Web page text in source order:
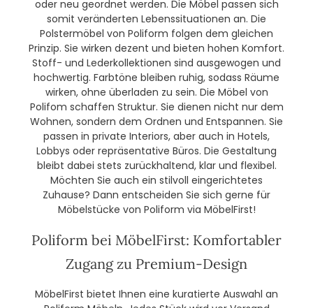
oder neu geordnet werden. Die Möbel passen sich
somit veränderten Lebenssituationen an. Die
Polstermöbel von Poliform folgen dem gleichen
Prinzip. Sie wirken dezent und bieten hohen Komfort.
Stoff- und Lederkollektionen sind ausgewogen und
hochwertig. Farbtöne bleiben ruhig, sodass Räume
wirken, ohne überladen zu sein. Die Möbel von
Polifom schaffen Struktur. Sie dienen nicht nur dem
Wohnen, sondern dem Ordnen und Entspannen. Sie
passen in private Interiors, aber auch in Hotels,
Lobbys oder repräsentative Büros. Die Gestaltung
bleibt dabei stets zurückhaltend, klar und flexibel.
Möchten Sie auch ein stilvoll eingerichtetes
Zuhause? Dann entscheiden Sie sich gerne für
Möbelstücke von Poliform via MöbelFirst!
Poliform bei MöbelFirst: Komfortabler
Zugang zu Premium-Design
MöbelFirst bietet Ihnen eine kuratierte Auswahl an